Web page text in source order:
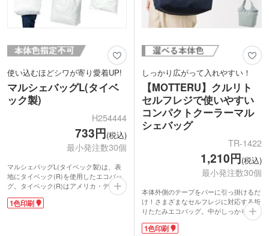
使い込むほどシワが寄り愛着UP!
マルシェバッグL(タイベ
ック製)
H254444
733円(税込)
最小発注数30個
マルシェバッグL(タイベック製)は、表
地にタイベック(R)を使用したエコバッ
グ。タイベック(R)はアメリカ・デュポ
ン社が開発した高密度ポリエチレン製の
不織布です。紙のように軽く、水に強
1色印刷
しっかり広がって入れやすい！
【MOTTERU】クルリト
セルフレジで使いやすい
コンパクトクーラーマル
シェバッグ
TR-1422
1,210円(税込)
最小発注数30個
本体外側のテープをバーに引っ掛けるだ
け！さまざまなセルフレジに対応する折
りたたみエコバッグ。中がしっかりと広
がって食品をいれやすく底マチ部分には
芯材入りです。肩掛けできて内側には保
1色印刷